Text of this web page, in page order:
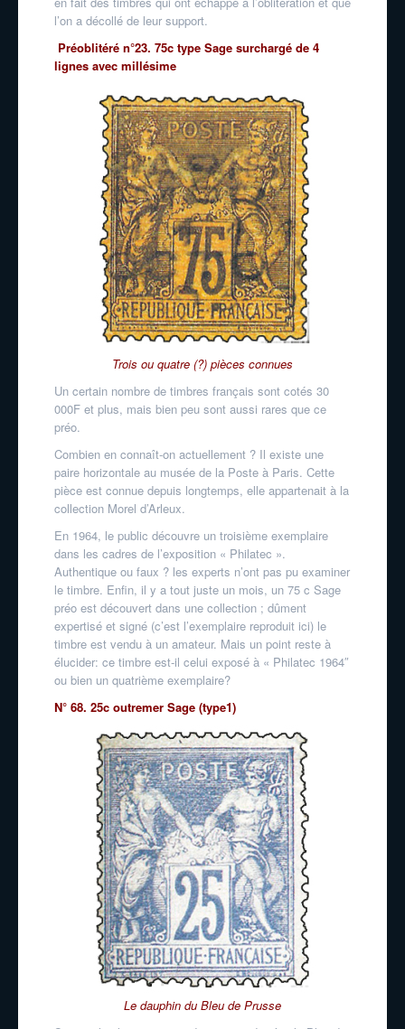
l’on a décollé de leur support.
Préoblitéré n°23. 75c type Sage surchargé de 4
lignes avec millésime
Trois ou quatre (?) pièces connues
Un certain nombre de timbres français sont cotés 30
000F et plus, mais bien peu sont aussi rares que ce
préo.
Combien en connaît-on actuellement ? Il existe une
paire horizontale au musée de la Poste à Paris. Cette
pièce est connue depuis longtemps, elle appartenait à la
collection Morel d’Arleux.
En 1964, le public découvre un troisième exemplaire
dans les cadres de l’exposition « Philatec ».
Authentique ou faux ? les experts n’ont pas pu examiner
le timbre. Enfin, il y a tout juste un mois, un 75 c Sage
préo est découvert dans une collection ; dûment
expertisé et signé (c’est l’exemplaire reproduit ici) le
timbre est vendu à un amateur. Mais un point reste à
élucider: ce timbre est-il celui exposé à « Philatec 1964″
ou bien un quatrième exemplaire?
N° 68. 25c outremer Sage (type1)
Le dauphin du Bleu de Prusse